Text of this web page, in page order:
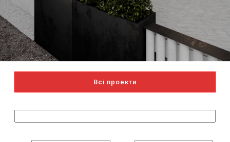
Всі проекти